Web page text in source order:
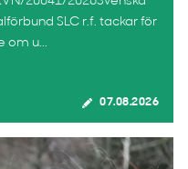
SLC r.f. tackar för
om u...
07.08.2026